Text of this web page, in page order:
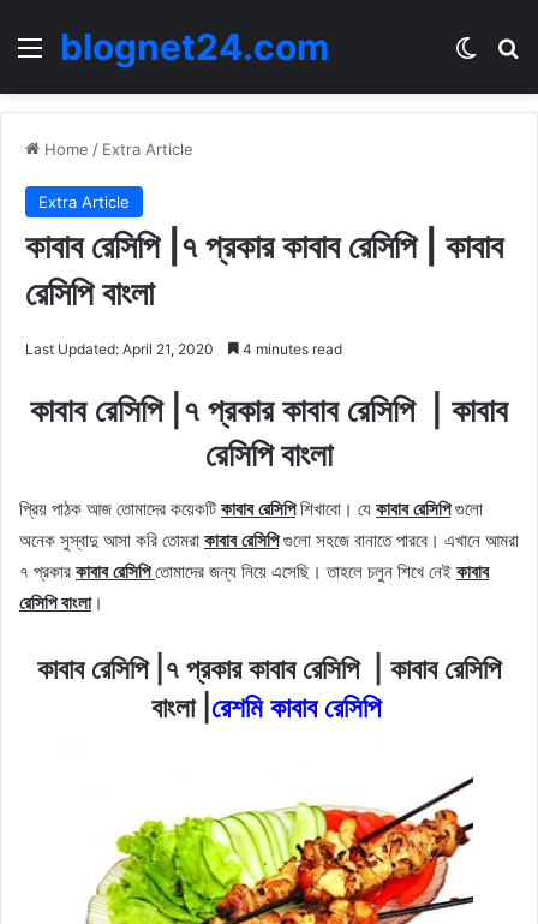
Menublognet24.com
Home / Extra Article
Extra Article
কাবাব রেসিপি |৭ প্রকার কাবাব রেসিপি | কাবাব
রেসিপি বাংলা
Last Updated: April 21, 2020 4 minutes read
কাবাব রেসিপি |৭ প্রকার কাবাব রেসিপি | কাবাব
রেসিপি বাংলা
প্রিয় পাঠক আজ তোমাদের কয়েকটি কাবাব রেসিপিশিখাবো। যে কাবাব রেসিপিগুলো
অনেক সুস্বাদু আসা করি তোমরা কাবাব রেসিপিগুলো সহজে বানাতে পারবে। এখানে আমরা
৭ প্রকার কাবাব রেসিপিতোমাদের জন্য নিয়ে এসেছি। তাহলে চলুন শিখে নেই কাবাব
রেসিপি বাংলা।
কাবাব রেসিপি |৭ প্রকার কাবাব রেসিপি | কাবাব রেসিপি
বাংলা | রেশমি কাবাব রেসিপি